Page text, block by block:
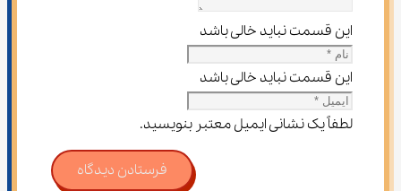
این قسمت نباید خالی باشد
این قسمت نباید خالی باشد
لطفاً یک نشانی ایمیل معتبر بنویسید.
فرستادن دیدگاه